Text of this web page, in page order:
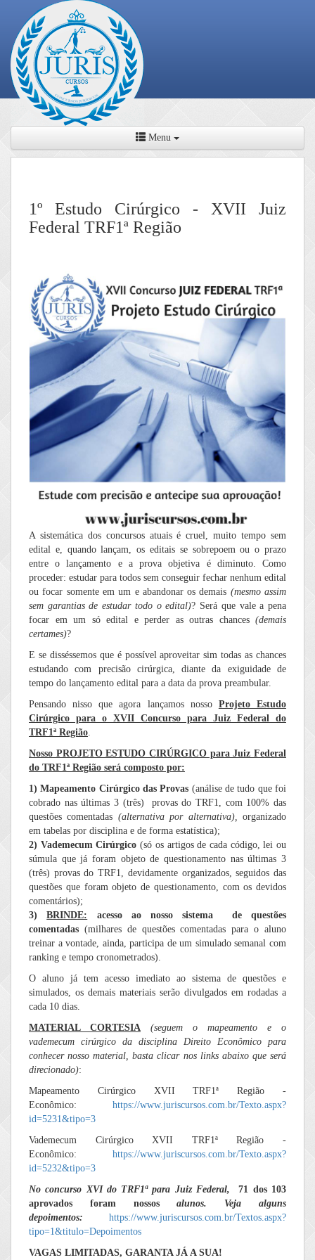
Menu
1º Estudo Cirúrgico - XVII Juiz
Federal TRF1ª Região
A sistemática dos concursos atuais é cruel, muito tempo sem
edital e, quando lançam, os editais se sobrepoem ou o prazo
entre o lançamento e a prova objetiva é diminuto. Como
proceder: estudar para todos sem conseguir fechar nenhum edital
ou focar somente em um e abandonar os demais (mesmo assim
sem garantias de estudar todo o edital)? Será que vale a pena
focar em um só edital e perder as outras chances (demais
certames)?
E se disséssemos que é possível aproveitar sim todas as chances
estudando com precisão cirúrgica, diante da exiguidade de
tempo do lançamento edital para a data da prova preambular.
Pensando nisso que agora lançamos nosso Projeto Estudo
Cirúrgico para o XVII Concurso para Juiz Federal do
TRF1ª Região.
Nosso PROJETO ESTUDO CIRÚRGICO para Juiz Federal
do TRF1ª Região será composto por:
1) Mapeamento Cirúrgico das Provas (análise de tudo que foi
cobrado nas últimas 3 (três) provas do TRF1, com 100% das
questões comentadas (alternativa por alternativa),organizado
em tabelas por disciplina e de forma estatística);
2) Vademecum Cirúrgico (só os artigos de cada código, lei ou
súmula que já foram objeto de questionamento nas últimas 3
(três) provas do TRF1, devidamente organizados, seguidos das
questões que foram objeto de questionamento, com os devidos
comentários);
3)BRINDE: acesso ao nosso sistema de questões
comentadas (milhares de questões comentadas para o aluno
treinar a vontade, ainda, participa de um simulado semanal com
ranking e tempo cronometrados).
O aluno já tem acesso imediato ao sistema de questões e
simulados, os demais materiais serão divulgados em rodadas a
cada 10 dias.
MATERIAL CORTESIA
(seguem o mapeamento e o
vademecum cirúrgico da disciplina Direito Econômico para
conhecer nosso material, basta clicar nos links abaixo que será
direcionado):
Mapeamento Cirúrgico XVII TRF1ª Região -
Econômico: https://www.juriscursos.com.br/Texto.aspx?
id=5231&tipo=3
Vademecum Cirúrgico XVII TRF1ª Região -
Econômico: https://www.juriscursos.com.br/Texto.aspx?
id=5232&tipo=3
No concurso XVI do TRF1ª para Juiz Federal,71 dos 103
aprovados foram nossosalunos. Veja alguns
depoimentos:
https://www.juriscursos.com.br/Textos.aspx?
tipo=1&titulo=Depoimentos
VAGAS LIMITADAS, GARANTA JÁ A SUA!